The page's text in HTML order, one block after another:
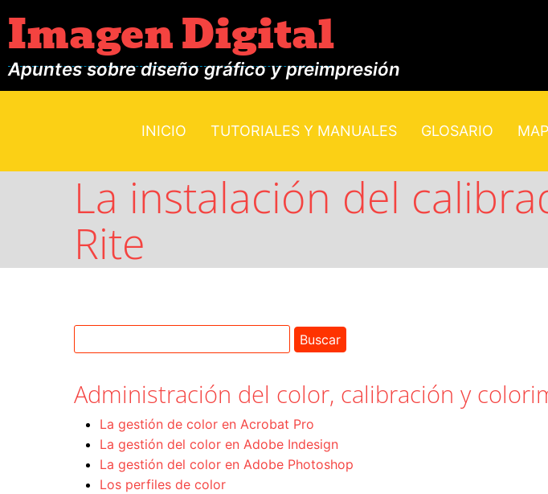
Imagen Digital
Apuntes sobre diseño gráfico y preimpresión
INICIO TUTORIALES Y MANUALES GLOSARIO
La instalación del
Rite
Administración del color, calibración y
La gestión de color en Acrobat Pro
La gestión del color en Adobe Indesign
La gestión del color en Adobe Photoshop
Los perfiles de color